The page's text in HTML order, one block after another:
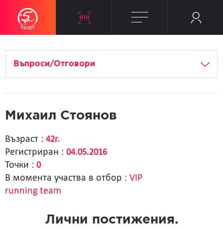
Въпроси/Отговори
Михаил Стоянов
Възраст : 42г.
Регистриран : 04.05.2016
Точки : 0
В момента участва в отбор : VIP
running team
Лични постижения.